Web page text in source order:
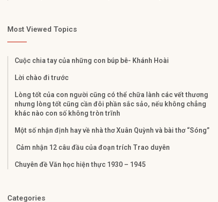
Most Viewed Topics
Cuộc chia tay của những con búp bê- Khánh Hoài
Lời chào đi trước
Lòng tốt của con người cũng có thể chữa lành các vết thương
nhưng lòng tốt cũng cần đôi phần sắc sảo, nếu không chẳng
khác nào con số không tròn trĩnh
Một số nhận định hay về nhà thơ Xuân Quỳnh và bài thơ “Sóng”
Cảm nhận 12 câu đầu của đoạn trích Trao duyên
Chuyên đề Văn học hiện thực 1930 – 1945
Categories